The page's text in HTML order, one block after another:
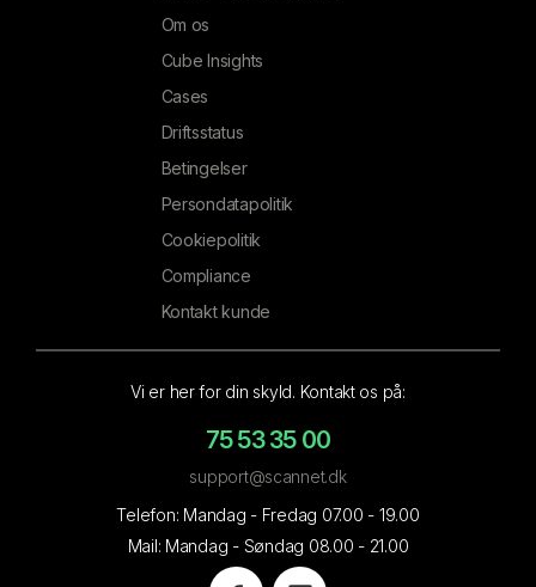
Om os
Cube Insights
Cases
Driftsstatus
Betingelser
Persondatapolitik
Cookiepolitik
Compliance
Kontakt kunde
Vi er her for din skyld. Kontakt os på:
75 53 35 00
support@scannet.dk
Telefon: Mandag - Fredag 07.00 - 19.00
Mail: Mandag - Søndag 08.00 - 21.00